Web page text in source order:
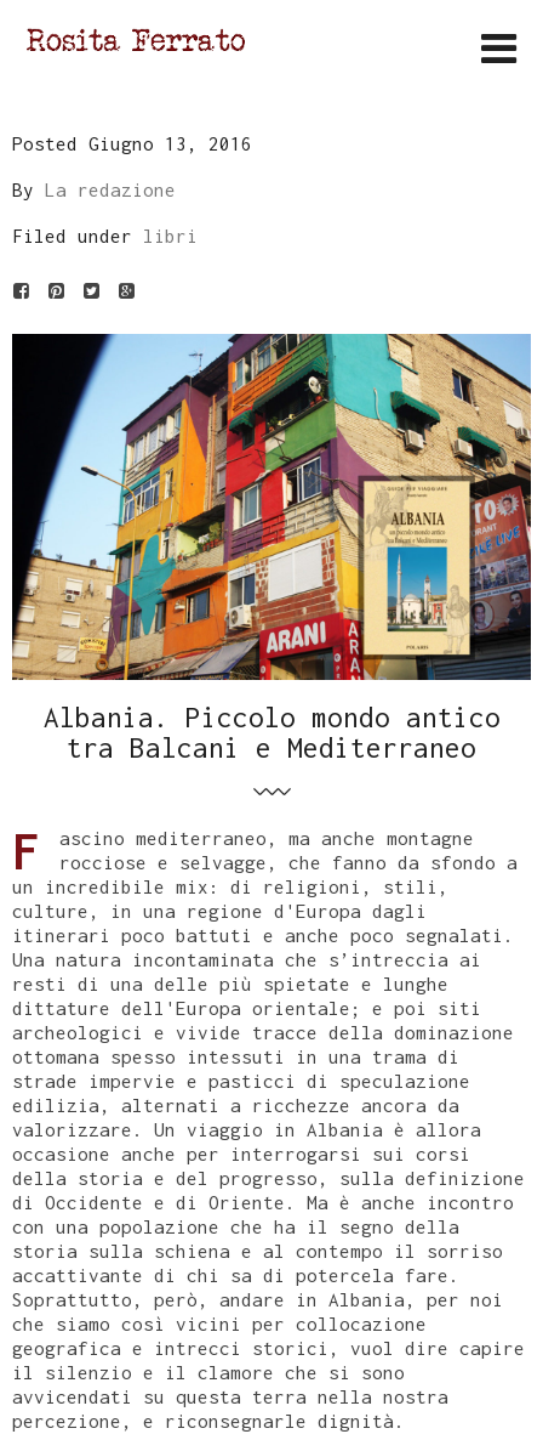
Posted Giugno 13, 2016
By La redazione
Filed under libri
Albania. Piccolo mondo antico
tra Balcani e Mediterraneo
F
ascino mediterraneo, ma anche montagne
rocciose e selvagge, che fanno da sfondo a
un incredibile mix: di religioni, stili,
culture, in una regione d'Europa dagli
itinerari poco battuti e anche poco segnalati.
Una natura incontaminata che s’intreccia ai
resti di una delle più spietate e lunghe
dittature dell'Europa orientale; e poi siti
archeologici e vivide tracce della dominazione
ottomana spesso intessuti in una trama di
strade impervie e pasticci di speculazione
edilizia, alternati a ricchezze ancora da
valorizzare. Un viaggio in Albania è allora
occasione anche per interrogarsi sui corsi
della storia e del progresso, sulla definizione
di Occidente e di Oriente. Ma è anche incontro
con una popolazione che ha il segno della
storia sulla schiena e al contempo il sorriso
accattivante di chi sa di potercela fare.
Soprattutto, però, andare in Albania, per noi
che siamo così vicini per collocazione
geografica e intrecci storici, vuol dire capire
il silenzio e il clamore che si sono
avvicendati su questa terra nella nostra
percezione, e riconsegnarle dignità.